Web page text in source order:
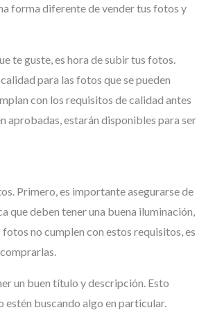
forma diferente de vender tus fotos y
te guste, es hora de subir tus fotos.
para las fotos que se pueden
con los requisitos de calidad antes
aprobadas, estarán disponibles para ser
Primero, es importante asegurarse de
que deben tener una buena iluminación,
no cumplen con estos requisitos, es
un buen título y descripción. Esto
buscando algo en particular.